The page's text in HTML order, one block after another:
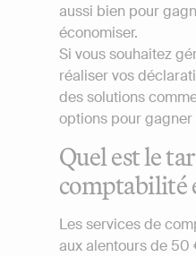
aussi bien pour
économiser.
Si vous souhaitez
réaliser vos
des solutions
options pour
Quel est le
comptabilité
Les services de
aux alentours de 50